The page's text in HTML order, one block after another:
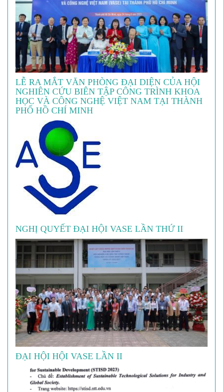
LỄ RA MẮT VĂN PHÒNG ĐẠI DIỆN CỦA HỘI
NGHIÊN CỨU BIÊN TẬP CÔNG TRÌNH KHOA
HỌC VÀ CÔNG NGHỆ VIỆT NAM TẠI THÀNH
PHỐ HỒ CHÍ MINH
NGHỊ QUYẾT ĐẠI HỘI VASE LẦN THỨ II
ĐẠI HỘI HỘI VASE LẦN II